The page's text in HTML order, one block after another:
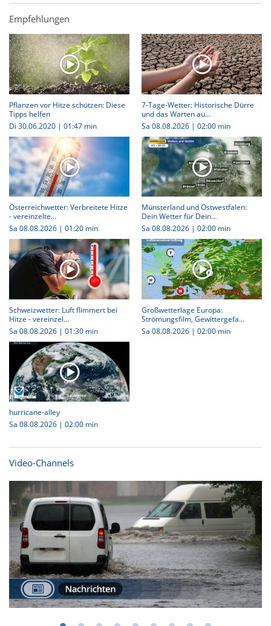
Empfehlungen
Pflanzen vor Hitze schützen: Diese
Tipps helfen
Di 30.06.2020 | 01:47 min
7-Tage-Wetter: Historische Dürre
und das Warten au...
Sa 08.08.2026 | 02:00 min
Österreichwetter: Verbreitete Hitze
- vereinzelte...
Sa 08.08.2026 | 01:20 min
Münsterland und Ostwestfalen:
Dein Wetter für Dein...
Sa 08.08.2026 | 02:00 min
Schweizwetter: Luft flimmert bei
Hitze - vereinzel...
Sa 08.08.2026 | 01:30 min
Großwetterlage Europa:
Strömungsfilm, Gewittergefa...
Sa 08.08.2026 | 02:00 min
hurricane-alley
Sa 08.08.2026 | 02:00 min
Video-Channels